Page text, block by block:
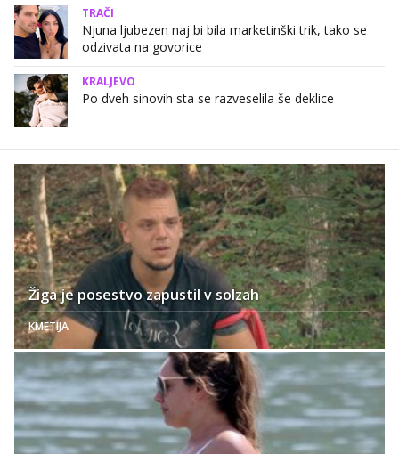
TRAČI
Njuna ljubezen naj bi bila marketinški trik, tako se
odzivata na govorice
KRALJEVO
Po dveh sinovih sta se razveselila še deklice
Žiga je posestvo zapustil v solzah
KMETIJA